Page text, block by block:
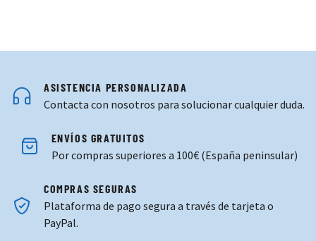
ASISTENCIA PERSONALIZADA
Contacta con nosotros para solucionar cualquier duda.
ENVÍOS GRATUITOS
Por compras superiores a 100€ (España peninsular)
COMPRAS SEGURAS
Plataforma de pago segura a través de tarjeta o
PayPal.